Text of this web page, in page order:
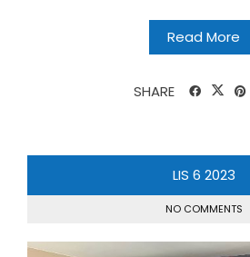
Read More
SHARE
LIS 6 2023
NO COMMENTS